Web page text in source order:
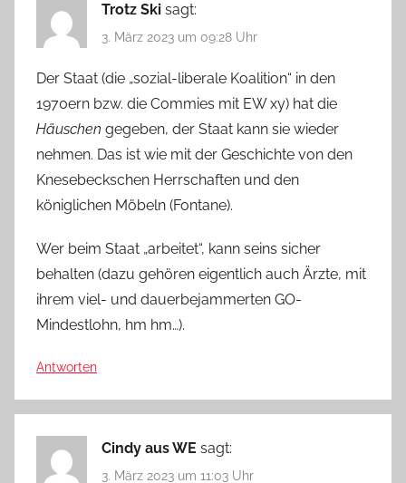
Trotz Ski sagt:
3. März 2023 um 09:28 Uhr
Der Staat (die „sozial-liberale Koalition“ in den
1970ern bzw. die Commies mit EW xy) hat die
Häuschen gegeben, der Staat kann sie wieder
nehmen. Das ist wie mit der Geschichte von den
Knesebeckschen Herrschaften und den
königlichen Möbeln (Fontane).
Wer beim Staat „arbeitet“, kann seins sicher
behalten (dazu gehören eigentlich auch Ärzte, mit
ihrem viel- und dauerbejammerten GO-
Mindestlohn, hm hm…).
Antworten
Cindy aus WE sagt:
3. März 2023 um 11:03 Uhr